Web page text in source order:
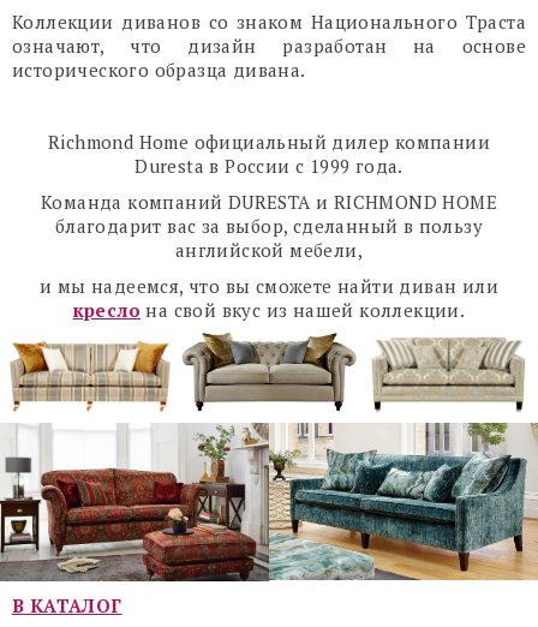
Коллекции диванов со знаком Национального Траста
означают, что дизайн разработан на основе
исторического образца дивана.
Richmond Home официальный дилер компании
Duresta в России с 1999 года.
Команда компаний DURESTA и RICHMOND HOME
благодарит вас за выбор, сделанный в пользу
английской мебели,
и мы надеемся, что вы сможете найти диван или
кресло на свой вкус из нашей коллекции.
В КАТАЛОГ